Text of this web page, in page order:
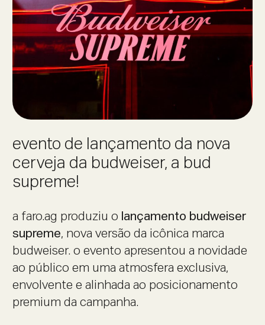
evento de lançamento da nova
cerveja da budweiser, a bud
supreme!
a faro.ag produziu o lançamento budweiser
supreme, nova versão da icônica marca
budweiser. o evento apresentou a novidade
ao público em uma atmosfera exclusiva,
envolvente e alinhada ao posicionamento
premium da campanha.